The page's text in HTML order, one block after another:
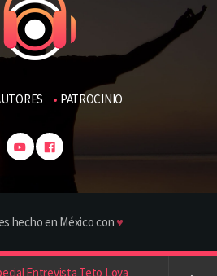
Entrevista Teto Loya
PATROCINIO
hecho en México con♥